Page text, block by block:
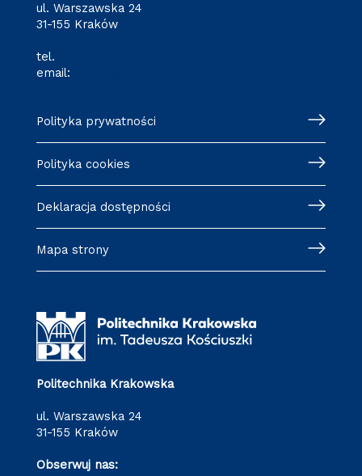
ul. Warszawska 24
31-155 Kraków
tel.
email:
Polityka prywatności
Polityka cookies
Deklaracja dostępności
Mapa strony
Politechnika Krakowska
ul. Warszawska 24
31-155 Kraków
Obserwuj nas: